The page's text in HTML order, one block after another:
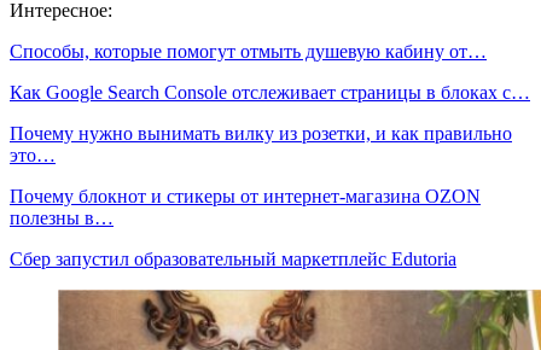
Интересное:
Способы, которые помогут отмыть душевую кабину от…
Как Google Search Console отслеживает страницы в блоках c…
Почему нужно вынимать вилку из розетки, и как правильно
это…
Почему блокнот и стикеры от интернет-магазина OZON
полезны в…
Сбер запустил образовательный маркетплейс Edutoria